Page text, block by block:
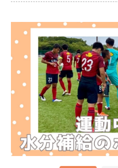
「きゅう師」という2つの国
があり、鍼灸師はそのツボ
改